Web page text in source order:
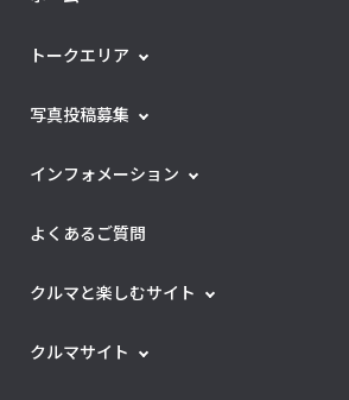
トークエリア
写真投稿募集
インフォメーション
よくあるご質問
クルマと楽しむサイト
クルマサイト